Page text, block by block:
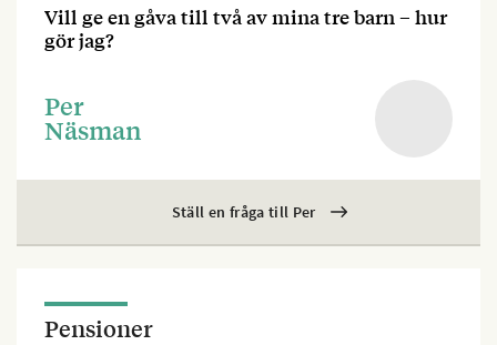
Vill ge en gåva till två av mina tre barn – hur
gör jag?
Per
Näsman
Ställ en fråga till Per
Pensioner